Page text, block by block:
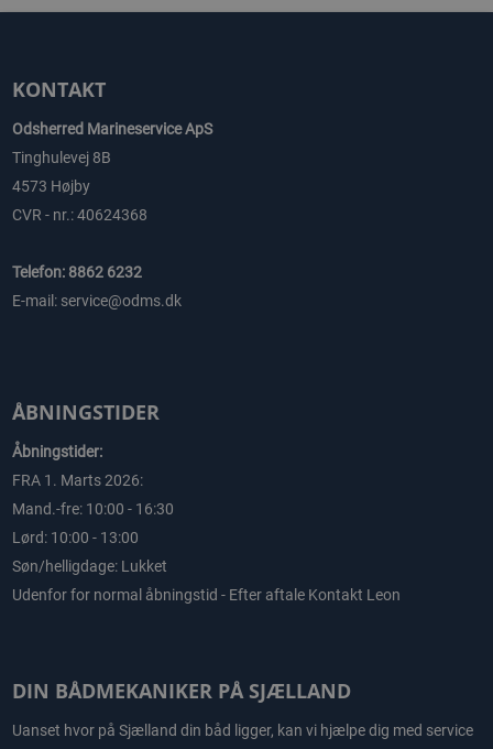
KONTAKT
Odsherred Marineservice ApS
Tinghulevej 8B
4573 Højby
CVR - nr.: 40624368
Telefon: 8862 6232
E-mail: service@odms.dk
ÅBNINGSTIDER
Åbningstider:
FRA 1. Marts 2026:
Mand.-fre: 10:00 - 16:30
Lørd: 10:00 - 13:00
Søn/helligdage: Lukket
Udenfor for normal åbningstid - Efter aftale Kontakt Leon
DIN BÅDMEKANIKER PÅ SJÆLLAND
Uanset hvor på Sjælland din båd ligger, kan vi hjælpe dig med service